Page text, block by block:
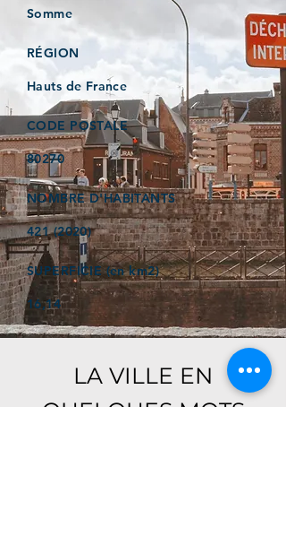
Somme
RÉGION
Hauts de France
CODE POSTALE
80270
NOMBRE D'HABITANTS
421 (2020)
SUPERFICIE (en km2)
16,14
LA VILLE EN
QUELQUES MOTS